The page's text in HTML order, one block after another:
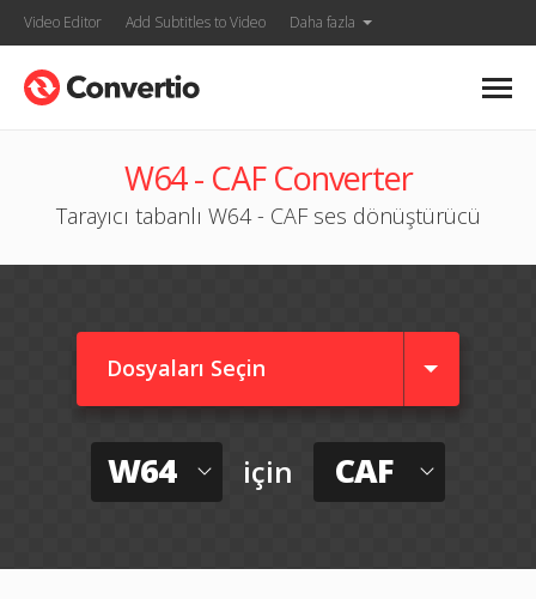
Video Editor Add Subtitles to Video Daha fazla
W64 - CAF Converter
Tarayıcı tabanlı W64 - CAF ses dönüştürücü
Dosyaları Seçin
W64 için CAF